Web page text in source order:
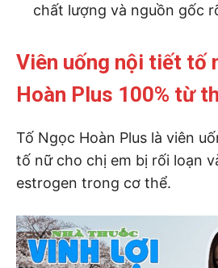
chất lượng và nguồn gốc
Viên uống nội tiết tố
Hoàn Plus 100% từ
Tố Ngọc Hoàn Plus là viên
tố nữ cho chị em bị rối loạn
estrogen trong cơ thể.